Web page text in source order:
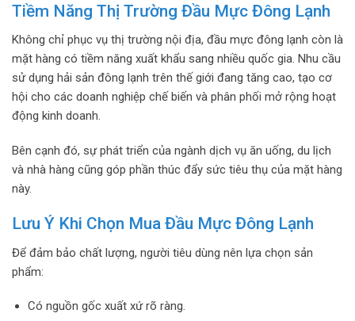
Tiềm Năng Thị Trường Đầu Mực Đông Lạnh
Không chỉ phục vụ thị trường nội địa, đầu mực đông lạnh còn là
mặt hàng có tiềm năng xuất khẩu sang nhiều quốc gia. Nhu cầu
sử dụng hải sản đông lạnh trên thế giới đang tăng cao, tạo cơ
hội cho các doanh nghiệp chế biến và phân phối mở rộng hoạt
động kinh doanh.
Bên cạnh đó, sự phát triển của ngành dịch vụ ăn uống, du lịch
và nhà hàng cũng góp phần thúc đẩy sức tiêu thụ của mặt hàng
này.
Lưu Ý Khi Chọn Mua Đầu Mực Đông Lạnh
Để đảm bảo chất lượng, người tiêu dùng nên lựa chọn sản
phẩm:
Có nguồn gốc xuất xứ rõ ràng.